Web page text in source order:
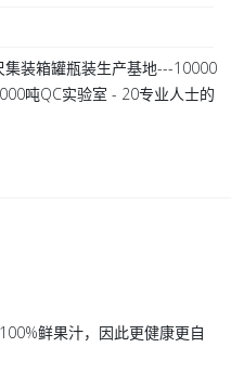
装箱罐瓶装生产基地---10000
吨QC实验室 - 20专业人士的
鲜果汁，因此更健康更自